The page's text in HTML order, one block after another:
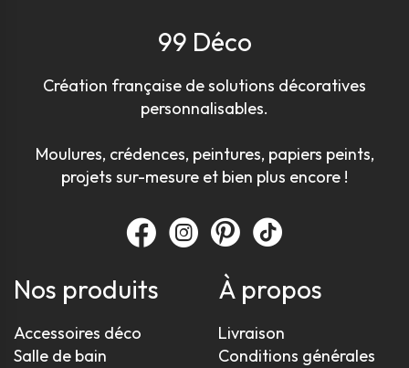
99 Déco
Création française de solutions décoratives
personnalisables.
Moulures, crédences, peintures, papiers peints,
projets sur-mesure et bien plus encore !
Nos produits
Accessoires déco
Salle de bain
À propos
Livraison
Conditions générales